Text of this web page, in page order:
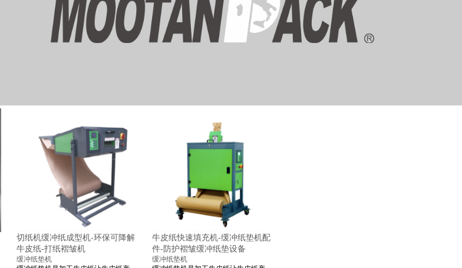
切纸机缓冲纸成型机-环保可降解
牛皮纸-打纸褶皱机
缓冲纸垫机
牛皮纸快速填充机-缓冲纸垫机配
件-防护褶皱缓冲纸垫设备
缓冲纸垫机